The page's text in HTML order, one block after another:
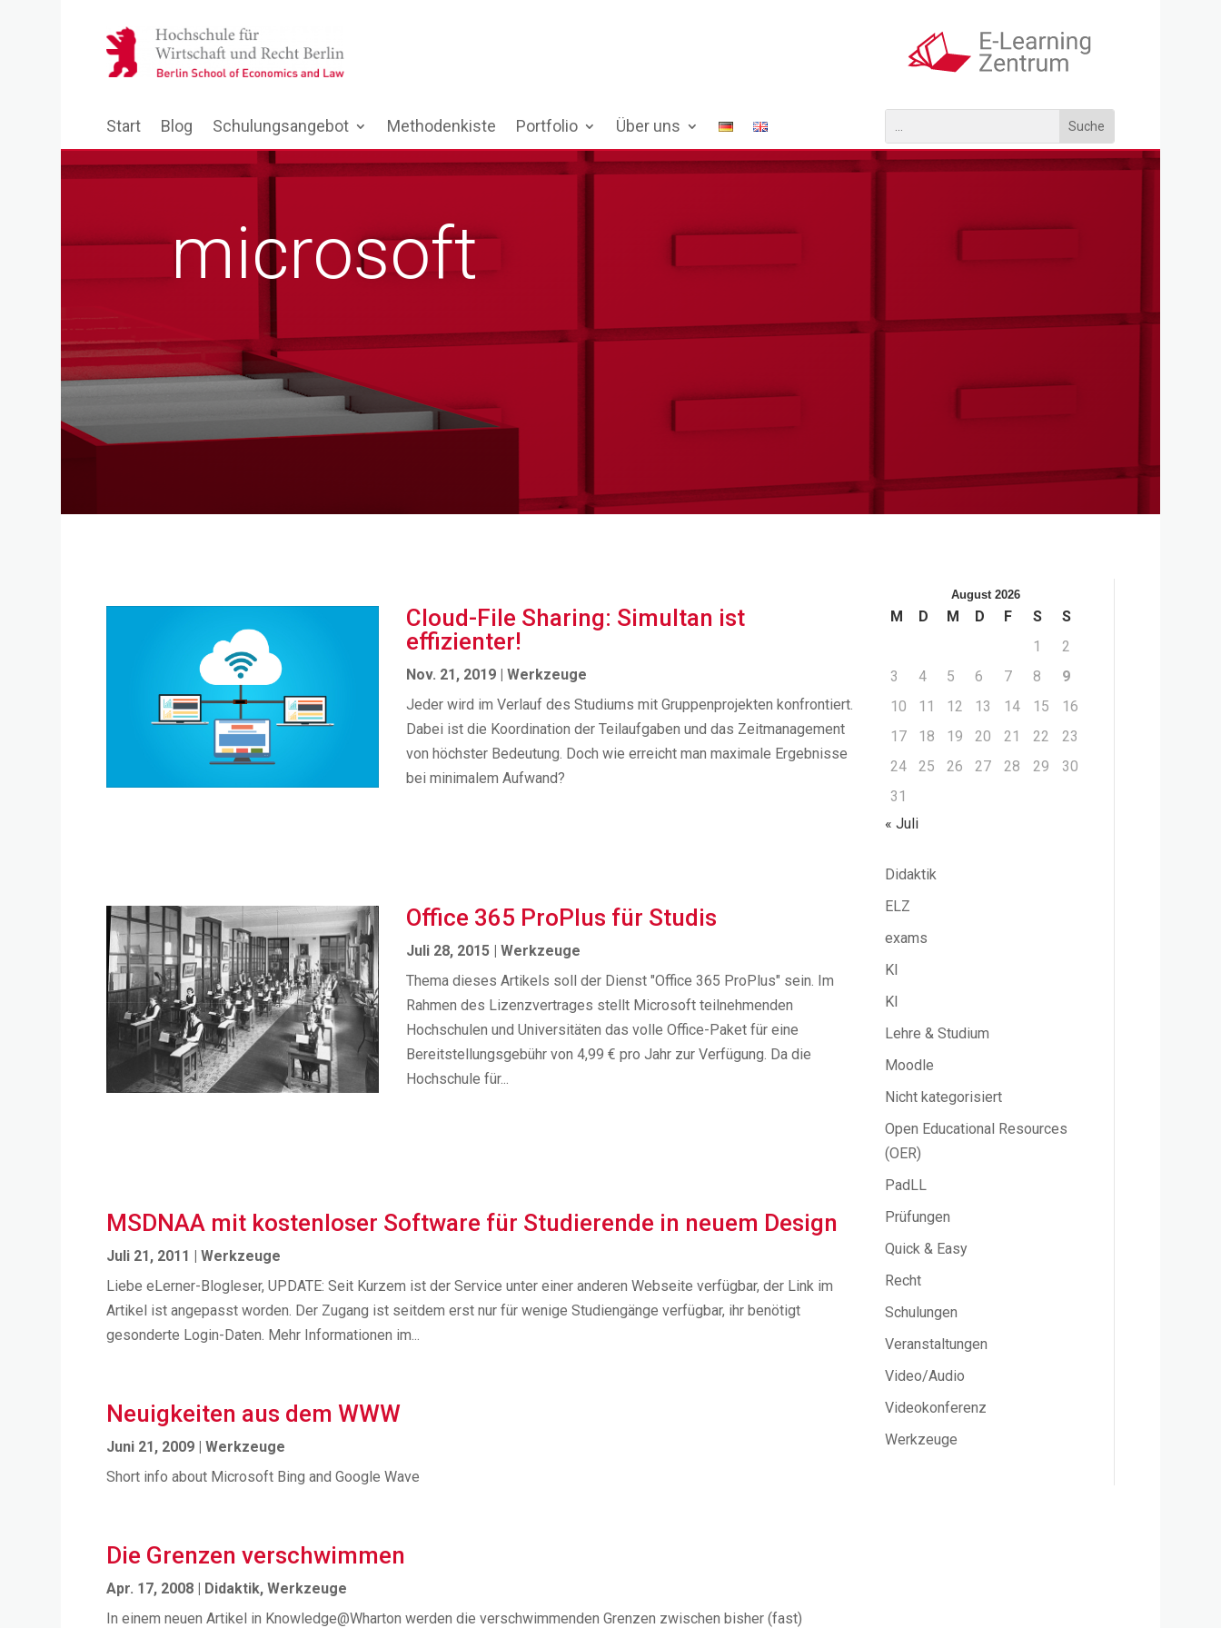
Start Blog Schulungsangebot Methodenkiste Portfolio Über uns
microsoft
Cloud-File Sharing: Simultan ist
effizienter!
Nov. 21, 2019 |Werkzeuge
Jeder wird im Verlauf des Studiums mit Gruppenprojekten konfrontiert.
Dabei ist die Koordination der Teilaufgaben und das Zeitmanagement
von höchster Bedeutung. Doch wie erreicht man maximale Ergebnisse
bei minimalem Aufwand?
Office 365 ProPlus für Studis
Juli 28, 2015 |Werkzeuge
Thema dieses Artikels soll der Dienst "Office 365 ProPlus" sein. Im
Rahmen des Lizenzvertrages stellt Microsoft teilnehmenden
Hochschulen und Universitäten das volle Office-Paket für eine
Bereitstellungsgebühr von 4,99 € pro Jahr zur Verfügung. Da die
Hochschule für...
MSDNAA mit kostenloser Software für Studierende in neuem Design
Juli 21, 2011 |Werkzeuge
Liebe eLerner-Blogleser, UPDATE: Seit Kurzem ist der Service unter einer anderen Webseite verfügbar, der Link im
Artikel ist angepasst worden. Der Zugang ist seitdem erst nur für wenige Studiengänge verfügbar, ihr benötigt
gesonderte Login-Daten. Mehr Informationen im...
Neuigkeiten aus dem WWW
Juni 21, 2009 |Werkzeuge
Short info about Microsoft Bing and Google Wave
Die Grenzen verschwimmen
Apr. 17, 2008 | Didaktik,Werkzeuge
In einem neuen Artikel in Knowledge@Wharton werden die verschwimmenden Grenzen zwischen bisher (fast)
August 2026
M D M D F S
S
1
2
3
4 5 6 7 8
9
10
11 12 13 14 15
16
17
18 19 20 21 22
23
24
25 26 27 28 29
30
31
« Juli
Didaktik
ELZ
exams
KI
KI
Lehre & Studium
Moodle
Nicht kategorisiert
Open Educational Resources
(OER)
PadLL
Prüfungen
Quick & Easy
Recht
Schulungen
Veranstaltungen
Video/Audio
Videokonferenz
Werkzeuge